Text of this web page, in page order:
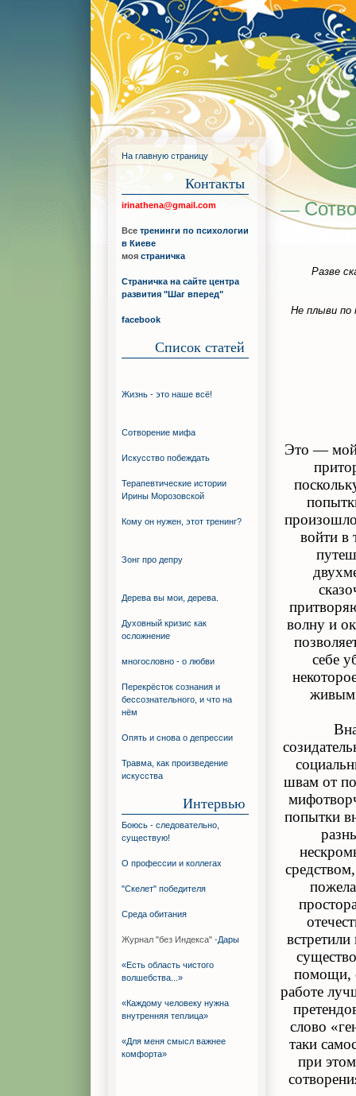
—
Разве
Не плыви по
Это — мой
произошло
войти в
волну и
себе
живым
швам от
попытки
помощи,
работе
слово
таки
при
На главную страницу
Контакты
irinathena@gmail.com
Все тренинги по психологии
в Киеве
моя страничка
Страничка на сайте центра
развития "Шаг вперед"
facebook
Список статей
Жизнь - это наше всё!
Сотворение мифа
Искуcство побеждать
Терапевтические истории
Ирины Морозовской
Кому он нужен, этот тренинг?
Зонг про депру
Дерева вы мои, дерева.
Духовный кризис как
осложнение
многословно - о любви
Перекрёсток сознания и
бессознательного, и что на
нём
Опять и снова о депрессии
Травма, как произведение
искусства
Интервью
Боюсь - следовательно,
существую!
О профессии и коллегах
"Скелет" победителя
Среда обитания
Журнал "без Индекса" -Дары
«Есть область чистого
волшебства...»
«Каждому человеку нужна
внутренняя теплица»
«Для меня смысл важнее
комфорта»